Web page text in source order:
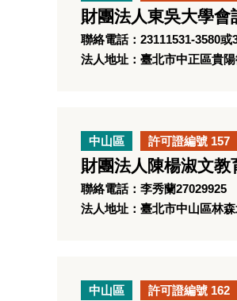
財團法人東吳大學
聯絡電話：23111531-3580或
法人地址：臺北市中正區貴
中山區 許可證編號 157
財團法人陳楊淑文教
聯絡電話：李秀蘭27029925
法人地址：臺北市中山區林
中山區 許可證編號 162